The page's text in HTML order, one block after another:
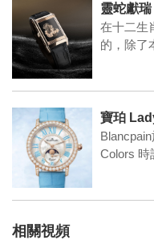
靈蛇獻瑞
在十二生
的，除了
Colors
相關視頻